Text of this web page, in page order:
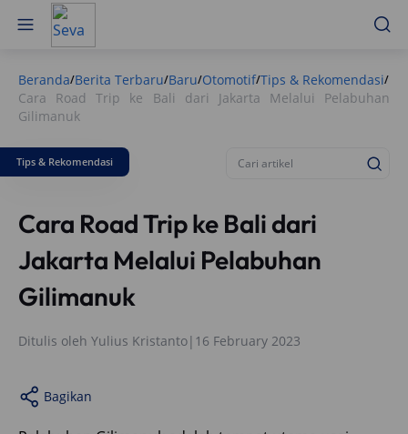
Beranda/Berita Terbaru/Baru/Otomotif/Tips & Rekomendasi/
Cara Road Trip ke Bali dari Jakarta Melalui Pelabuhan
Gilimanuk
Tips & Rekomendasi
Cara Road Trip ke Bali dari
Jakarta Melalui Pelabuhan
Gilimanuk
Ditulis oleh Yulius Kristanto| 16 February 2023
Bagikan